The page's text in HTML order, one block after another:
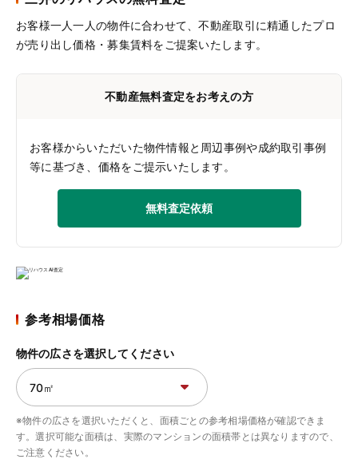
お客様一人一人の物件に合わせて、不動産取引に精通したプロ
が売り出し価格・募集賃料をご提案いたします。
不動産無料査定をお考えの方
お客様からいただいた物件情報と周辺事例や成約取引事例
等に基づき、価格をご提示いたします。
無料査定依頼
参考相場価格
物件の広さを選択してください
※物件の広さを選択いただくと、面積ごとの参考相場価格が確認できま
す。選択可能な面積は、実際のマンションの面積帯とは異なりますので、
ご注意ください。